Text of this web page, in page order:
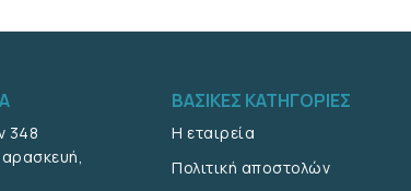
348
ΒΑΣΙΚΕΣ ΚΑΤΗΓΟΡΙΕΣ
Η εταιρεία
Πολιτική αποστολών